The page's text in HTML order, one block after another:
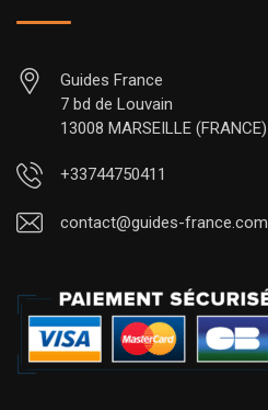
Guides France
7 bd de Louvain
13008 MARSEILLE (FRANCE)
+33744750411
contact@guides-france.com